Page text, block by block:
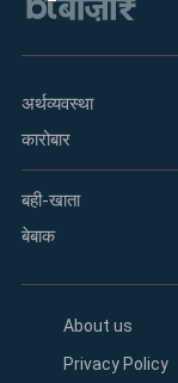
अर्थव्यवस्था
कारोबार
बही-खाता
बेबाक
About us
Privacy Policy